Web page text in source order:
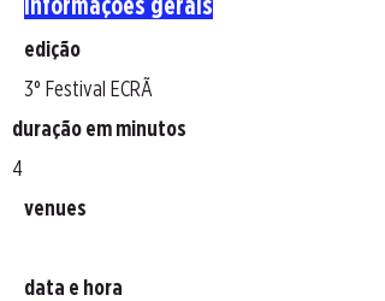
informações gerais
edição
3° Festival ECRÃ
duração em minutos
4
venues
data e hora